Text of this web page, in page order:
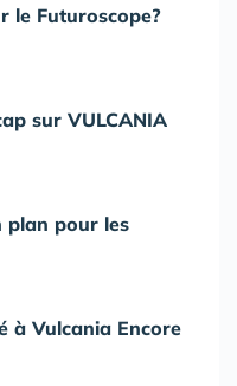
le Futuroscope?
sur VULCANIA
plan pour les
à Vulcania Encore